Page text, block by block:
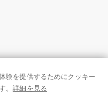
験を提供するためにクッキー
。詳細を見る